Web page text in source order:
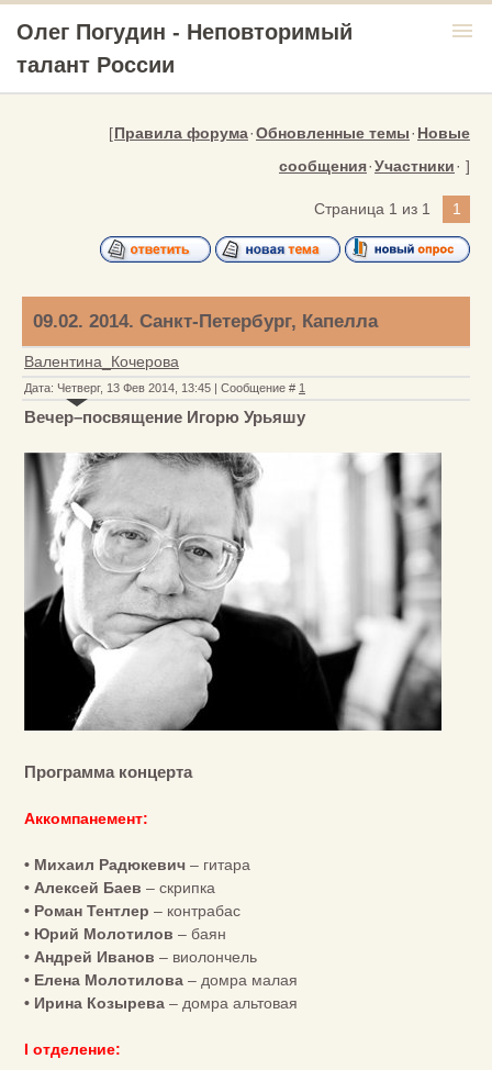
Олег Погудин - Неповторимый
талант России
menu
[Правила форума·Обновленные темы·Новые
сообщения·Участники· ]
Страница 1 из 1 1
09.02. 2014. Санкт-Петербург, Капелла
Валентина_Кочерова
Дата: Четверг, 13 Фев 2014, 13:45 | Сообщение # 1
Вечер–посвящение Игорю Урьяшу
Программа концерта
Аккомпанемент:
• Михаил Радюкевич – гитара
• Алексей Баев – скрипка
• Роман Тентлер – контрабас
• Юрий Молотилов – баян
• Андрей Иванов – виолончель
• Елена Молотилова – домра малая
• Ирина Козырева – домра альтовая
I отделение: